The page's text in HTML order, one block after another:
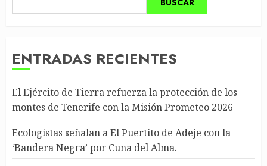
ENTRADAS RECIENTES
El Ejército de Tierra refuerza la protección de los
montes de Tenerife con la Misión Prometeo 2026
Ecologistas señalan a El Puertito de Adeje con la
‘Bandera Negra’ por Cuna del Alma.